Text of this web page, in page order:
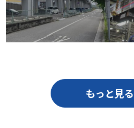
もっと見る